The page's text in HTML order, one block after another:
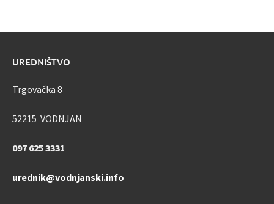
UREDNIŠTVO
Trgovačka 8
52215 VODNJAN
097 625 3331
urednik@vodnjanski.info